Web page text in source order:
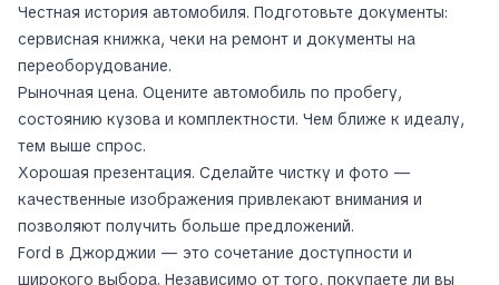
Честная история автомобиля. Подготовьте документы:
сервисная книжка, чеки на ремонт и документы на
переоборудование.
Рыночная цена. Оцените автомобиль по пробегу,
состоянию кузова и комплектности. Чем ближе к идеалу,
тем выше спрос.
Хорошая презентация. Сделайте чистку и фото —
качественные изображения привлекают внимания и
позволяют получить больше предложений.
Ford в Джорджии — это сочетание доступности и
широкого выбора. Независимо от того, покупаете ли вы